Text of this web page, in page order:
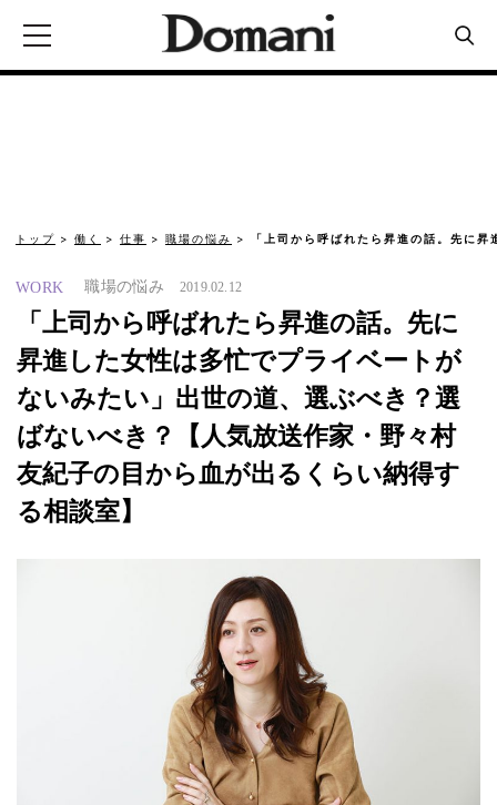
トップ 働く 仕事 職場の悩み 「上司から呼ばれたら昇進の話。先に
WORK 職場の悩み 2019.02.12
「上司から呼ばれたら昇進の話。先に
昇進した女性は多忙でプライベートが
ないみたい」出世の道、選ぶべき？選
ばないべき？【人気放送作家・野々村
友紀子の目から血が出るくらい納得す
る相談室】